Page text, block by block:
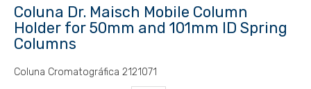
Coluna Dr. Maisch Mobile Column
Holder for 50mm and 101mm ID Spring
Columns
Coluna Cromatográfica 2121071